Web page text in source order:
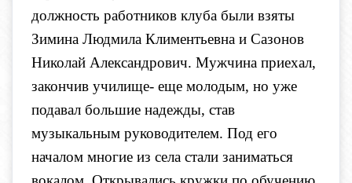
должность работников клуба были взяты
Зимина Людмила Климентьевна и Сазонов
Николай Александрович. Мужчина приехал,
закончив училище- еще молодым, но уже
подавал большие надежды, став
музыкальным руководителем. Под его
началом многие из села стали заниматься